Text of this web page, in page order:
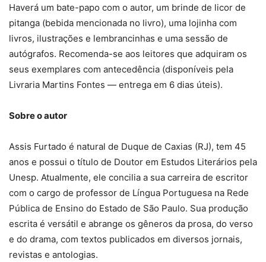
Haverá um bate-papo com o autor, um brinde de licor de
pitanga (bebida mencionada no livro), uma lojinha com
livros, ilustrações e lembrancinhas e uma sessão de
autógrafos. Recomenda-se aos leitores que adquiram os
seus exemplares com antecedência (disponíveis pela
Livraria Martins Fontes — entrega em 6 dias úteis).
Sobre o autor
Assis Furtado é natural de Duque de Caxias (RJ), tem 45
anos e possui o título de Doutor em Estudos Literários pela
Unesp. Atualmente, ele concilia a sua carreira de escritor
com o cargo de professor de Língua Portuguesa na Rede
Pública de Ensino do Estado de São Paulo. Sua produção
escrita é versátil e abrange os gêneros da prosa, do verso
e do drama, com textos publicados em diversos jornais,
revistas e antologias.